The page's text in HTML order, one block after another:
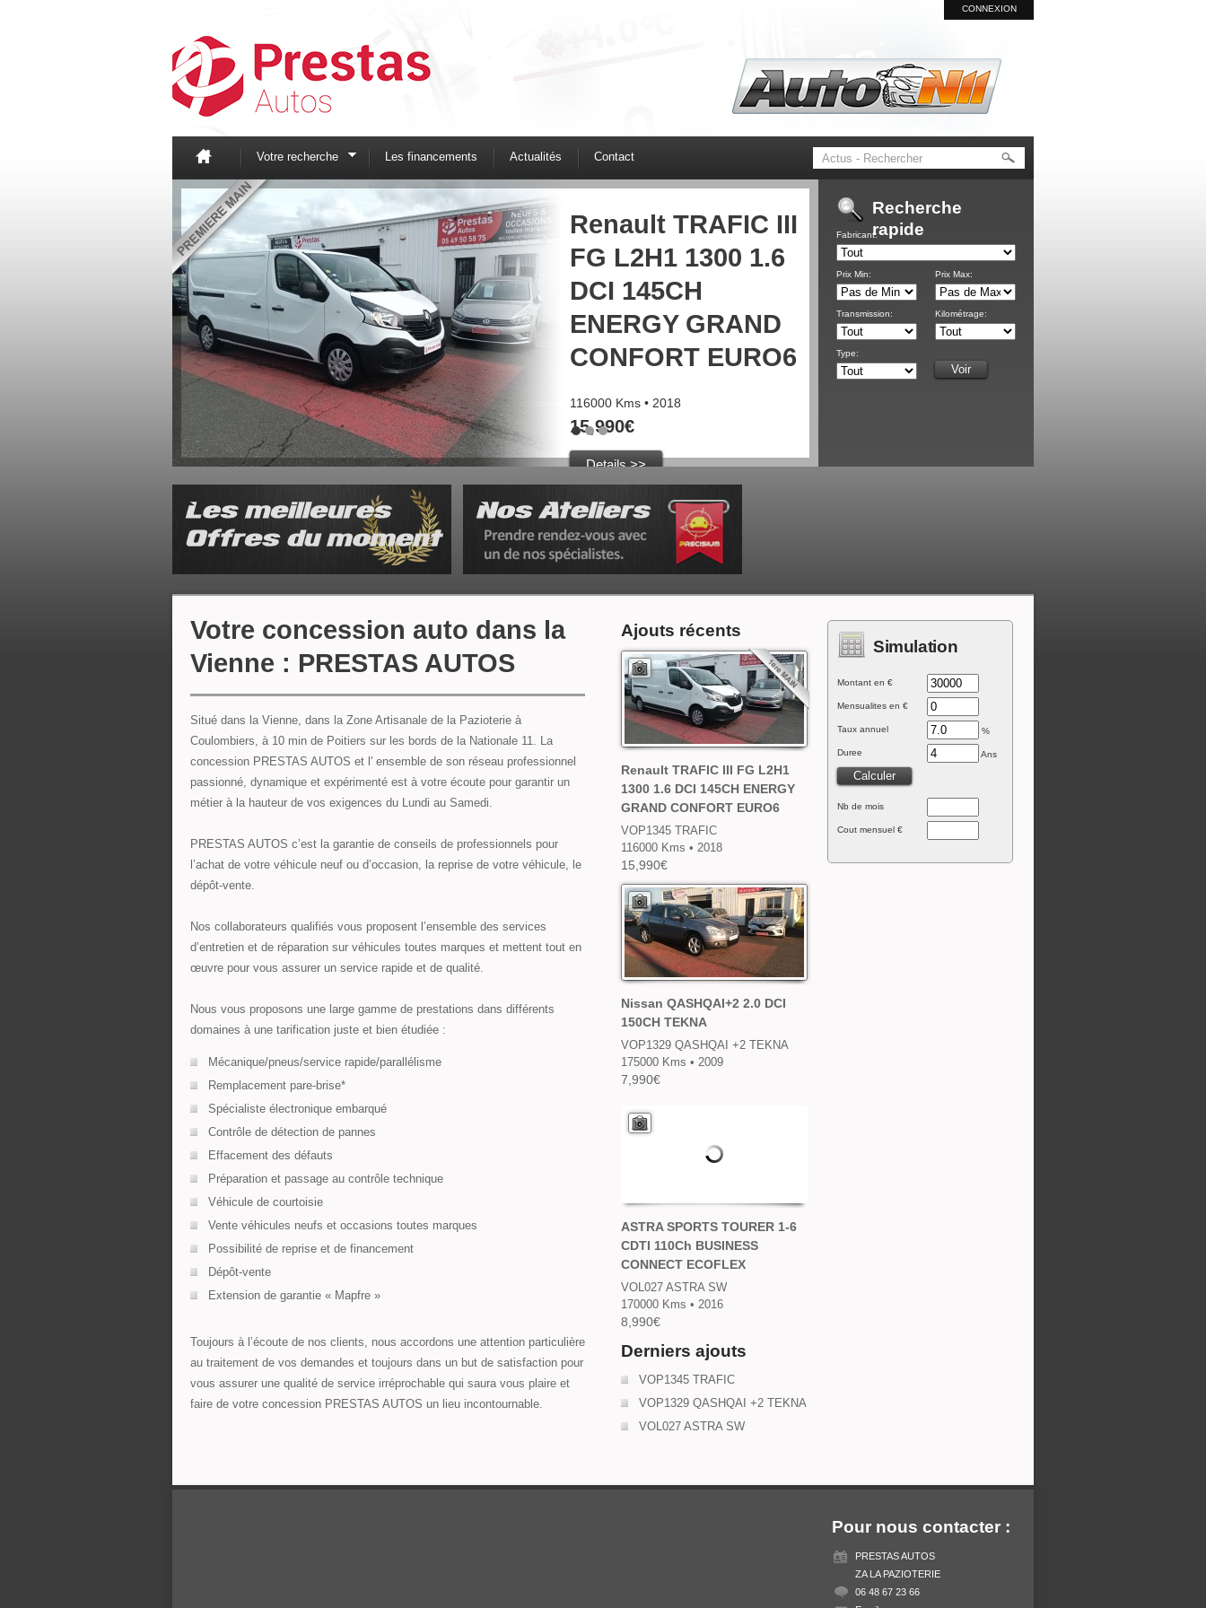
CONNEXION
Votre recherche Les financements Actualités Contact
Renault TRAFIC III
FG L2H1 1300 1.6
DCI 145CH
ENERGY GRAND
CONFORT EURO6
116000 Kms • 2018
15,990€
Details >>
Nissan
QASHQAI+2 2.0
DCI 150CH TEKNA
175000 Kms • 2009
7,990€
Details >>
Recherche
rapide
Fabricant:
Prix Min: Prix Max:
Transmission: Kilométrage:
Type:
Votre concession auto dans la
Vienne : PRESTAS AUTOS
Situé dans la Vienne, dans la Zone Artisanale de la Pazioterie à
Coulombiers, à 10 min de Poitiers sur les bords de la Nationale 11. La
concession PRESTAS AUTOS et l' ensemble de son réseau professionnel
passionné, dynamique et expérimenté est à votre écoute pour garantir un
métier à la hauteur de vos exigences du Lundi au Samedi.
PRESTAS AUTOS c’est la garantie de conseils de professionnels pour
l’achat de votre véhicule neuf ou d’occasion, la reprise de votre véhicule, le
dépôt-vente.
Nos collaborateurs qualifiés vous proposent l’ensemble des services
d’entretien et de réparation sur véhicules toutes marques et mettent tout en
œuvre pour vous assurer un service rapide et de qualité.
Nous vous proposons une large gamme de prestations dans différents
domaines à une tarification juste et bien étudiée :
Mécanique/pneus/service rapide/parallélisme
Remplacement pare-brise*
Spécialiste électronique embarqué
Contrôle de détection de pannes
Effacement des défauts
Préparation et passage au contrôle technique
Véhicule de courtoisie
Vente véhicules neufs et occasions toutes marques
Possibilité de reprise et de financement
Dépôt-vente
Extension de garantie « Mapfre »
Toujours à l’écoute de nos clients, nous accordons une attention particulière
au traitement de vos demandes et toujours dans un but de satisfaction pour
vous assurer une qualité de service irréprochable qui saura vous plaire et
faire de votre concession PRESTAS AUTOS un lieu incontournable.
Ajouts récents
Renault TRAFIC III FG L2H1
1300 1.6 DCI 145CH ENERGY
GRAND CONFORT EURO6
VOP1345 TRAFIC
116000 Kms • 2018
15,990€
Nissan QASHQAI+2 2.0 DCI
150CH TEKNA
VOP1329 QASHQAI +2 TEKNA
175000 Kms • 2009
7,990€
ASTRA SPORTS TOURER 1-6
CDTI 110Ch BUSINESS
CONNECT ECOFLEX
VOL027 ASTRA SW
170000 Kms • 2016
8,990€
Derniers ajouts
VOP1345 TRAFIC
VOP1329 QASHQAI +2 TEKNA
VOL027 ASTRA SW
Simulation
Montant en €
Mensualites en €
Taux annuel %
Duree Ans
Nb de mois
Cout mensuel €
Pour nous contacter :
PRESTAS AUTOS
ZA LA PAZIOTERIE
06 48 67 23 66